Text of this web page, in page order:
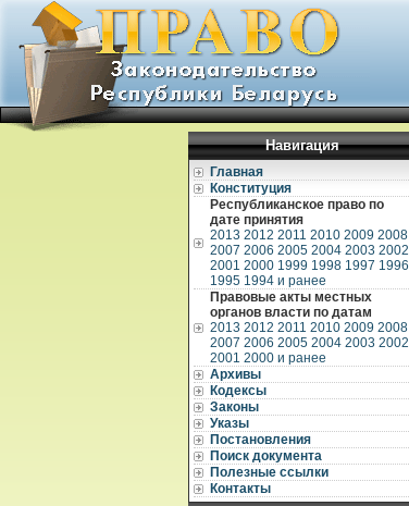
Навигация
Главная
Конституция
Республиканское право по
дате принятия
2013 2012 2011 2010 2009 2008
2007 2006 2005 2004 2003 2002
2001 2000 1999 1998 1997 1996
1995 1994 и ранее
Правовые акты местных
органов власти по датам
2013 2012 2011 2010 2009 2008
2007 2006 2005 2004 2003 2002
2001 2000 и ранее
Архивы
Кодексы
Законы
Указы
Постановления
Поиск документа
Полезные ссылки
Контакты